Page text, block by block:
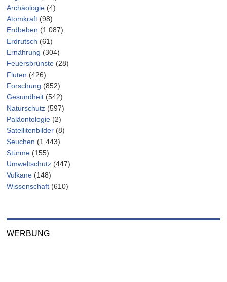
Archäologie (4)
Atomkraft (98)
Erdbeben (1.087)
Erdrutsch (61)
Ernährung (304)
Feuersbrünste (28)
Fluten (426)
Forschung (852)
Gesundheit (542)
Naturschutz (597)
Paläontologie (2)
Satellitenbilder (8)
Seuchen (1.443)
Stürme (155)
Umweltschutz (447)
Vulkane (148)
Wissenschaft (610)
WERBUNG